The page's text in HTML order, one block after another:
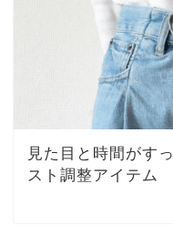
見た目と時間がす
スト調整アイテム